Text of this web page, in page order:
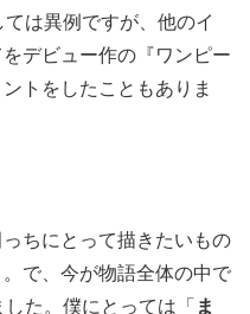
は異例ですが、他のイ
デビュー作の『ワンピー
トをしたこともありま
ちにとって描きたいもの
で、今が物語全体の中で
た。僕にとっては「 ま